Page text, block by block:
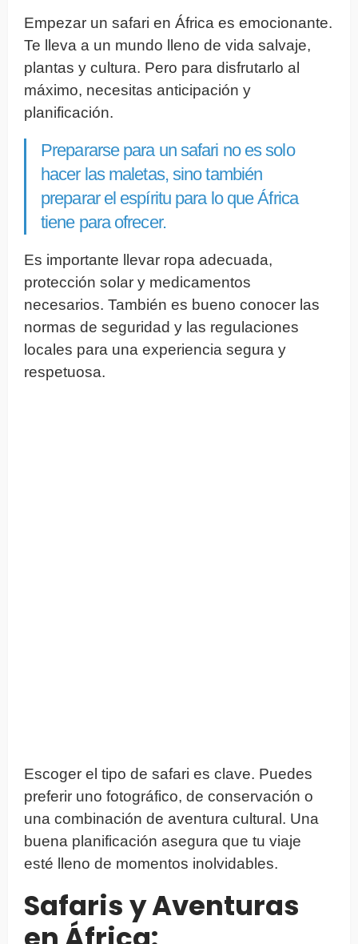
Empezar un safari en África es emocionante.
Te lleva a un mundo lleno de vida salvaje,
plantas y cultura. Pero para disfrutarlo al
máximo, necesitas anticipación y
planificación.
Prepararse para un safari no es solo
hacer las maletas, sino también
preparar el espíritu para lo que África
tiene para ofrecer.
Es importante llevar ropa adecuada,
protección solar y medicamentos
necesarios. También es bueno conocer las
normas de seguridad y las regulaciones
locales para una experiencia segura y
respetuosa.
Escoger el tipo de safari es clave. Puedes
preferir uno fotográfico, de conservación o
una combinación de aventura cultural. Una
buena planificación asegura que tu viaje
esté lleno de momentos inolvidables.
Safaris y Aventuras